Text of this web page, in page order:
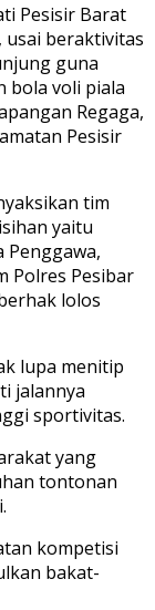
Pesisir Barat
usai beraktivitas
guna
bola voli piala
Regaga,
Pesisir
tim
yaitu
Penggawa,
Polres Pesibar
lolos
lupa menitip
jalannya
sportivitas.
yang
tontonan
kompetisi
bakat-